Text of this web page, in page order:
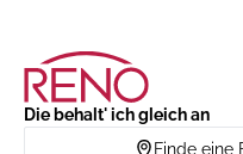
Die behalt' ich gleich an
Finde eine